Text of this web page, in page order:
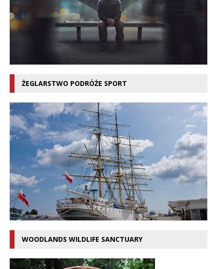
ŻEGLARSTWO PODRÓŻE SPORT
WOODLANDS WILDLIFE SANCTUARY